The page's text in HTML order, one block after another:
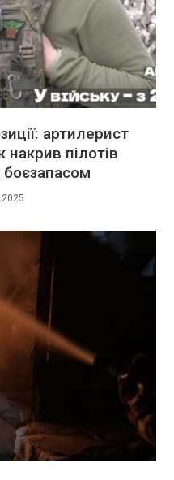
артилерист
накрив пілотів